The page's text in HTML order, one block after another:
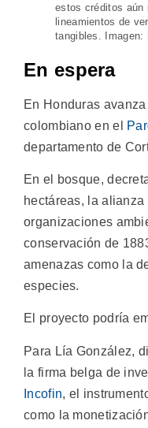
estos créditos aún
lineamientos de
tangibles. Imagen:
En espera
En Honduras
colombiano en el
departamento de
En el bosque,
hectáreas, la
organizaciones
conservación de
amenazas como la
especies.
El proyecto podría
Para Lía González,
la firma belga de
Incofin, el
como la